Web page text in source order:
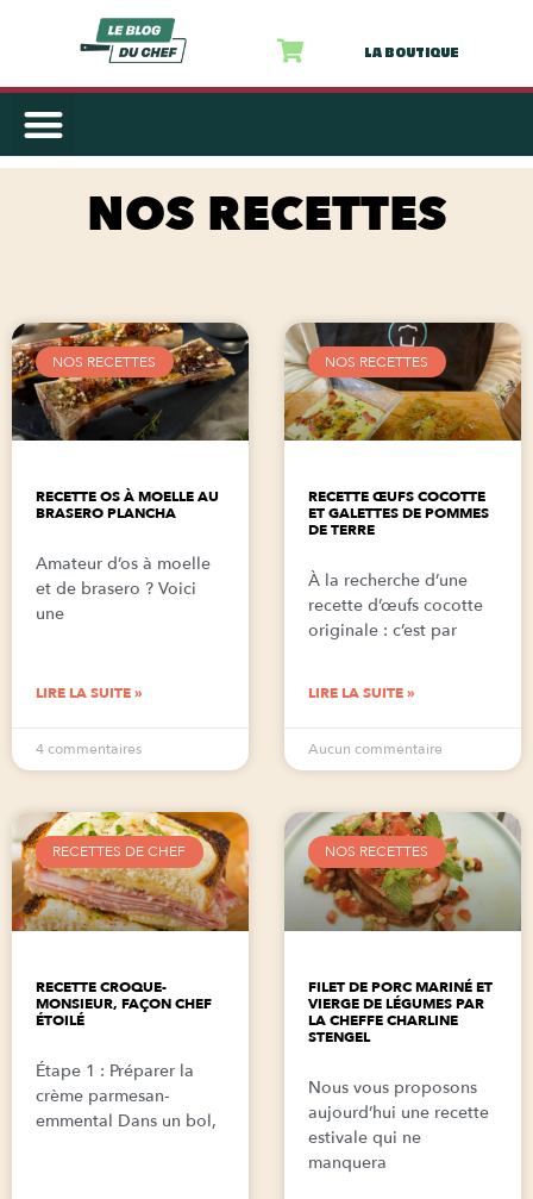
LA BOUTIQUE
NOS RECETTES
NOS RECETTES
RECETTE OS À MOELLE AU
BRASERO PLANCHA
Amateur d’os à moelle
et de brasero ? Voici
une
LIRE LA SUITE »
4 commentaires
NOS RECETTES
RECETTE ŒUFS COCOTTE
ET GALETTES DE POMMES
DE TERRE
À la recherche d’une
recette d’œufs cocotte
originale : c’est par
LIRE LA SUITE »
Aucun commentaire
RECETTES DE CHEF
RECETTE CROQUE-
MONSIEUR, FAÇON CHEF
ÉTOILÉ
Étape 1 : Préparer la
crème parmesan-
emmental Dans un bol,
NOS RECETTES
FILET DE PORC MARINÉ ET
VIERGE DE LÉGUMES PAR
LA CHEFFE CHARLINE
STENGEL
Nous vous proposons
aujourd’hui une recette
estivale qui ne
manquera